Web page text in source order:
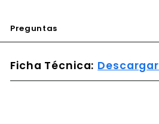
Preguntas
Ficha Técnica: Descargar